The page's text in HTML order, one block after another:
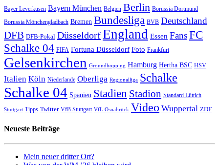
Bayer Leverkusen Bayern München Belgien Berlin Borussia Dortmund
Borussia Mönchengladbach Bremen Bundesliga BVB Deutschland
DFB DFB-Pokal DüsseldorfEngland Essen FansFC
Schalke 04 FIFA Fortuna Düsseldorf Foto Frankfurt
Gelsenkirchen Groundhopping Hamburg Hertha BSC HSV
Italien Köln Niederlande Oberliga Regionalliga Schalke
Schalke 04 Spanien Stadien Stadion Standard Lüttich
Stuttgart Tipps Twitter VfB Stuttgart VfL Osnabrück Video Wuppertal ZDF
Neueste Beiträge
Mein neuer dritter Ort?